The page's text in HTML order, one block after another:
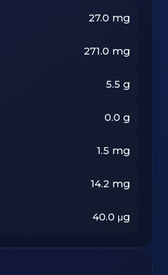
27.0 mg
271.0 mg
5.5 g
0.0 g
1.5 mg
14.2 mg
40.0 μg